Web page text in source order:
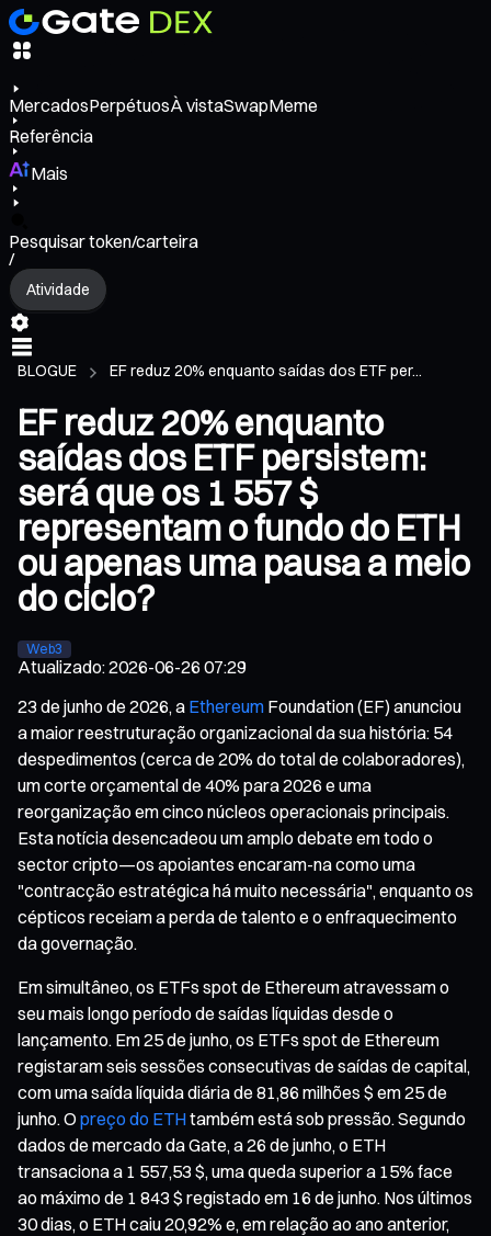
MercadosPerpétuosÀ vistaSwapMeme
Referência
Mais
Pesquisar token/carteira
/
Atividade
BLOGUE EF reduz 20% enquanto saídas dos ETF per...
EF reduz 20% enquanto
saídas dos ETF persistem:
será que os 1 557 $
representam o fundo do ETH
ou apenas uma pausa a meio
do ciclo?
Web3
Atualizado:2026-06-26 07:29
23 de junho de 2026, a Ethereum Foundation (EF) anunciou
a maior reestruturação organizacional da sua história: 54
despedimentos (cerca de 20% do total de colaboradores),
um corte orçamental de 40% para 2026 e uma
reorganização em cinco núcleos operacionais principais.
Esta notícia desencadeou um amplo debate em todo o
sector cripto—os apoiantes encaram-na como uma
"contracção estratégica há muito necessária", enquanto os
cépticos receiam a perda de talento e o enfraquecimento
da governação.
Em simultâneo, os ETFs spot de Ethereum atravessam o
seu mais longo período de saídas líquidas desde o
lançamento. Em 25 de junho, os ETFs spot de Ethereum
registaram seis sessões consecutivas de saídas de capital,
com uma saída líquida diária de 81,86 milhões $ em 25 de
junho. Opreço do ETHtambém está sob pressão. Segundo
dados de mercado da Gate, a 26 de junho, o ETH
transaciona a 1 557,53 $, uma queda superior a 15% face
ao máximo de 1 843 $ registado em 16 de junho. Nos últimos
30 dias, o ETH caiu 20,92% e, em relação ao ano anterior,